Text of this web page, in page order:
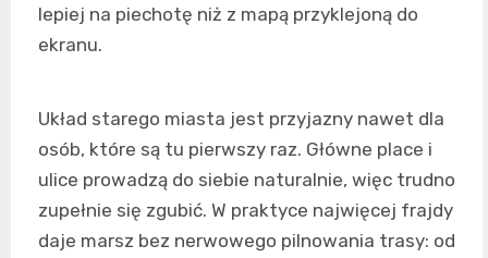
lepiej na piechotę niż z mapą przyklejoną do
ekranu.
Układ starego miasta jest przyjazny nawet dla
osób, które są tu pierwszy raz. Główne place i
ulice prowadzą do siebie naturalnie, więc trudno
zupełnie się zgubić. W praktyce najwięcej frajdy
daje marsz bez nerwowego pilnowania trasy: od